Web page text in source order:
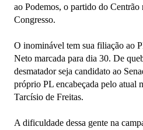
ao Podemos, o partido do
Congresso.
O inominável tem sua filiação ao
Neto marcada para dia 30. De
desmatador seja candidato ao
próprio PL encabeçada pelo atual
Tarcísio de Freitas.
A dificuldade dessa gente na